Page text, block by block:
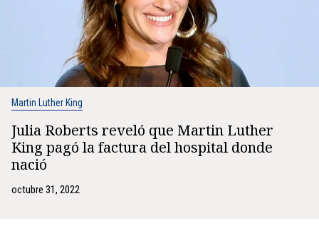
Martin Luther King
Julia Roberts reveló que Martin Luther
King pagó la factura del hospital donde
nació
octubre 31, 2022